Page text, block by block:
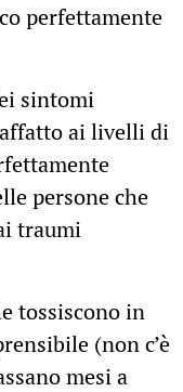
perfettamente
sintomi
ai livelli di
persone che
traumi
tossiscono in
(non c’è
mesi a